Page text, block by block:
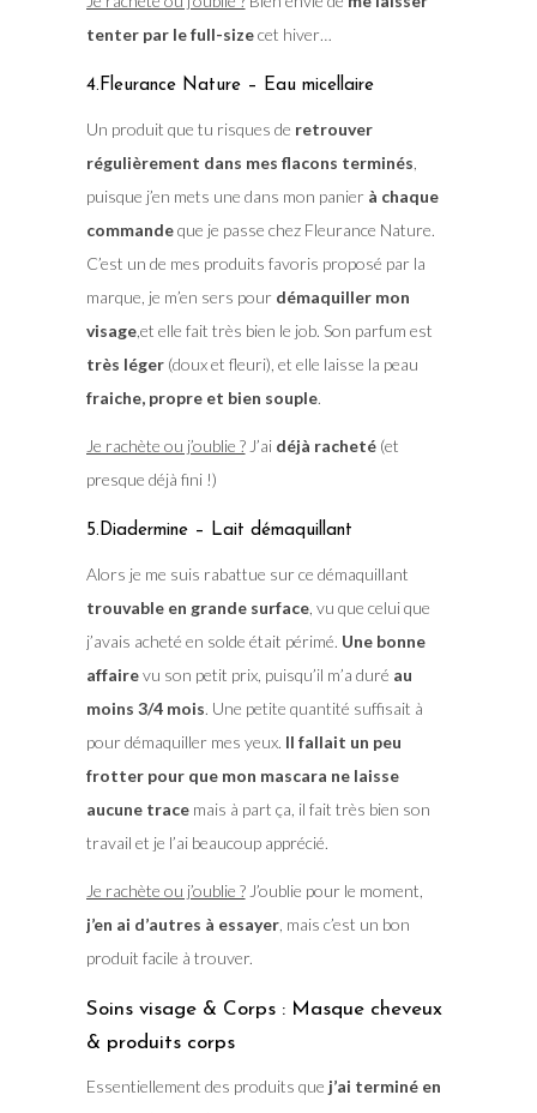
tenter par le full-sizecet hiver…
4.Fleurance Nature – Eau micellaire
Un produit que tu risques de retrouver
régulièrement dans mes flacons terminés
puisque j’en mets une dans mon panier à chaque
commandeque je passe chez Fleurance Nature.
C’est un de mes produits favoris proposé par la
marque, je m’en sers pour démaquiller mon
visage,et elle fait très bien le job. Son parfum est
très léger(doux et fleuri), et elle laisse la peau
fraiche, propre et bien souple.
Je rachète ou j’oublie ?J’ai déjà racheté(et
presque déjà fini !)
5.Diadermine – Lait démaquillant
Alors je me suis rabattue sur ce démaquillant
trouvable en grande surface, vu que celui que
j’avais acheté en solde était périmé. Une bonne
affairevu son petit prix, puisqu’il m’a duré au
moins 3/4 mois. Une petite quantité suffisait à
pour démaquiller mes yeux. Il fallait un peu
frotter pour que mon mascara ne laisse
aucune tracemais à part ça, il fait très bien son
travail et je l’ai beaucoup apprécié.
Je rachète ou j’oublie ?J’oublie pour le moment,
j’en ai d’autres à essayer, mais c’est un bon
produit facile à trouver.
Soins visage & Corps : Masque cheveux
& produits corps
Essentiellement des produits que j’ai terminé en